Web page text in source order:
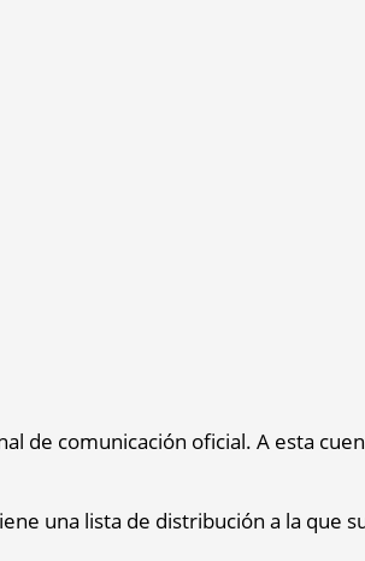
de comunicación oficial. A esta
una lista de distribución a la que